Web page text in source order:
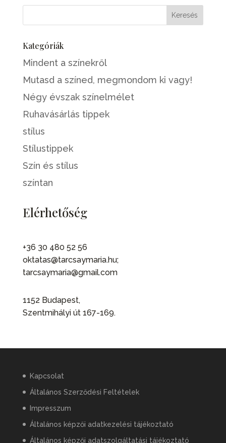
Kategóriák
Mindent a színekről
Mutasd a színed, megmondom ki vagy!
Négy évszak színelmélet
Ruhavásárlás tippek
stílus
Stílustippek
Szín és stílus
színtan
Elérhetőség
+36 30 480 52 56
oktatas@tarcsaymaria.hu;
tarcsaymaria@gmail.com
1152 Budapest,
Szentmihályi út 167-169.
Kapcsolat
Általános Szerződési Feltételek
Impresszum
Általános képzői adatkezelési tájékoztató
Általános képzői adatszolgáltatási tájékoztató